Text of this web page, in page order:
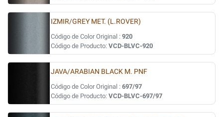
IZMIR/GREY MET. (L.ROVER)
Código de Color Original : 920
Código de Producto: VCD-BLVC-920
JAVA/ARABIAN BLACK M. PNF
Código de Color Original : 697/97
Código de Producto: VCD-BLVC-697/97